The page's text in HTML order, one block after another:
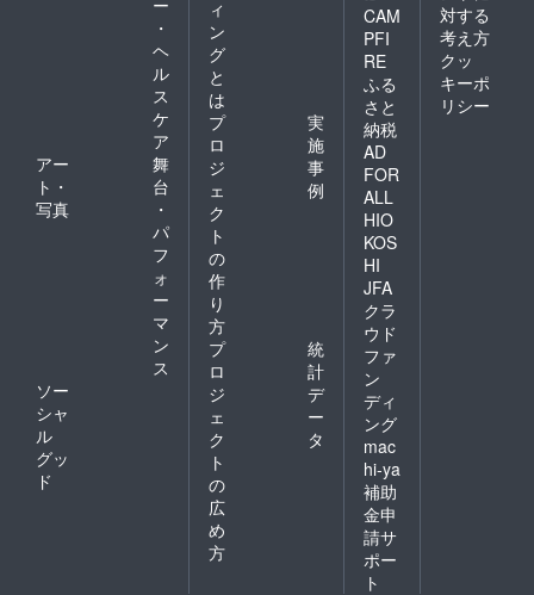
・
ヘ
ル
ス
ケ
ア
アー
ト・
写真
舞
台
・
パ
フ
ォ
ー
マ
ン
ス
ソー
シャ
ル
グッ
ド
ィ
ン
グ
と
は
プ
ロ
ジ
ェ
ク
ト
の
作
り
方
実
施
事
例
プ
ロ
ジ
ェ
ク
ト
の
広
め
方
統
計
デ
ー
タ
CAM
PFI
RE
ふる
さと
納税
AD
FOR
ALL
HIO
KOS
HI
JFA
クラ
ウド
ファ
ン
ディ
ング
mac
hi-ya
補助
金申
請サ
ポー
ト
対する
考え方
クッ
キーポ
リシー